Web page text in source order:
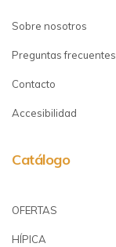
Sobre nosotros
Preguntas frecuentes
Contacto
Accesibilidad
Catálogo
OFERTAS
HÍPICA